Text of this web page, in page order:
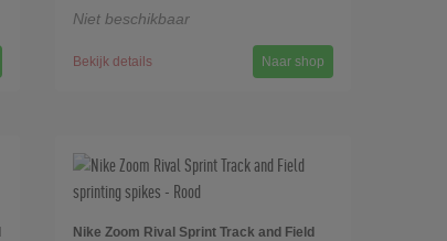
Niet beschikbaar
Bekijk details Naar shop
Nike Zoom Rival Sprint Track and Field